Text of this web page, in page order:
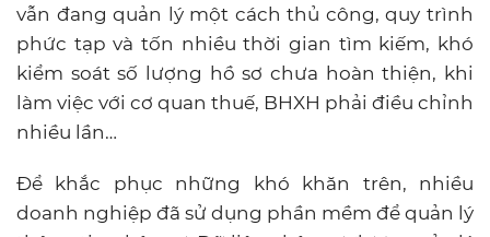
vẫn đang quản lý một cách thủ công, quy trình
phức tạp và tốn nhiều thời gian tìm kiếm, khó
kiểm soát số lượng hồ sơ chưa hoàn thiện, khi
làm việc với cơ quan thuế, BHXH phải điều chỉnh
nhiều lần…
Để khắc phục những khó khăn trên, nhiều
doanh nghiệp đã sử dụng phần mềm để quản lý